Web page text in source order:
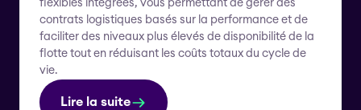
flexibles intégrées, vous permettant de gérer des
contrats logistiques basés sur la performance et de
faciliter des niveaux plus élevés de disponibilité de la
flotte tout en réduisant les coûts totaux du cycle de
vie.
Lire la suite